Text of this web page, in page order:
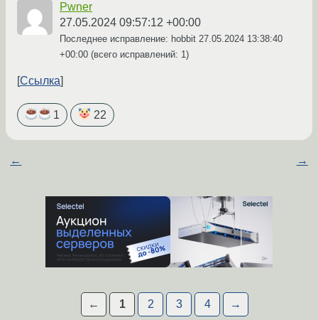
Pwner
27.05.2024 09:57:12 +00:00
Последнее исправление: hobbit 27.05.2024 13:38:40
+00:00 (всего исправлений: 1)
Ссылка
1 22
← →
← 1 2 3 4 →